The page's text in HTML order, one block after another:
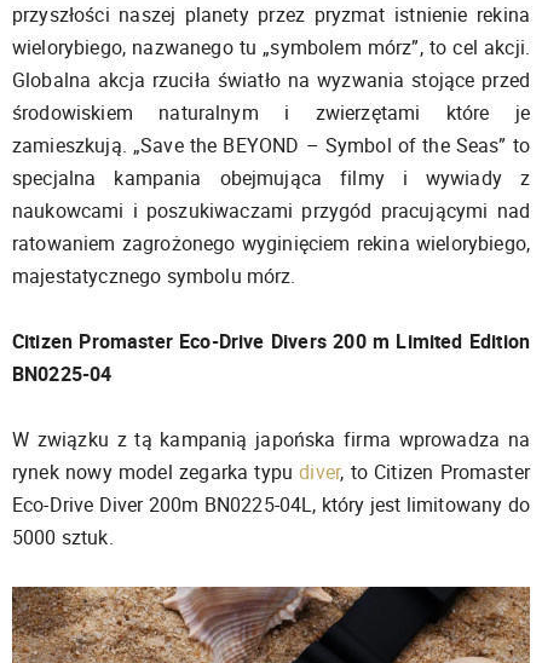
przyszłości naszej planety przez pryzmat istnienie rekina
wielorybiego, nazwanego tu „symbolem mórz”, to cel akcji.
Globalna akcja rzuciła światło na wyzwania stojące przed
środowiskiem naturalnym i zwierzętami które je
zamieszkują. „Save the BEYOND – Symbol of the Seas” to
specjalna kampania obejmująca filmy i wywiady z
naukowcami i poszukiwaczami przygód pracującymi nad
ratowaniem zagrożonego wyginięciem rekina wielorybiego,
majestatycznego symbolu mórz.
Citizen Promaster Eco-Drive Divers 200 m Limited Edition
BN0225-04
W związku z tą kampanią japońska firma wprowadza na
rynek nowy model zegarka typudiver, to Citizen Promaster
Eco-Drive Diver 200m BN0225-04L, który jest limitowany do
5000 sztuk.